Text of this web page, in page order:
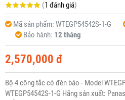
(1 đánh giá)
Mã sản phẩm: WTEGP54542S-1-G
Bảo hành: 12 tháng
2,570,000 đ
Bộ 4 công tắc có đèn báo - Model
WTEGP54542S-1-G Hãng sản xuất: